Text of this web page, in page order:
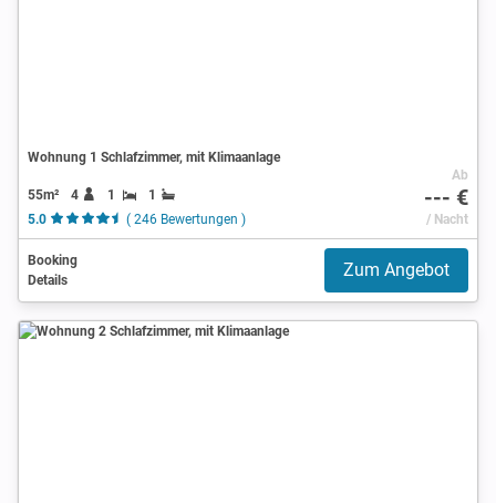
Wohnung 1 Schlafzimmer, mit Klimaanlage
55m² 4 1
1
5.0
( 246 Bewertungen )
Ab
--- €
/ Nacht
Booking
Details
Zum Angebot